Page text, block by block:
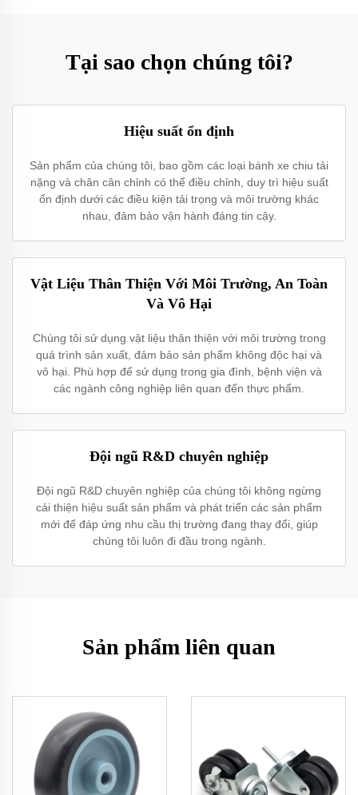
Tại sao chọn chúng tôi?
Hiệu suất ổn định
Sản phẩm của chúng tôi, bao gồm các loại bánh xe chịu tải
nặng và chân cân chỉnh có thể điều chỉnh, duy trì hiệu suất
ổn định dưới các điều kiện tải trọng và môi trường khác
nhau, đảm bảo vận hành đáng tin cậy.
Vật Liệu Thân Thiện Với Môi Trường, An Toàn
Và Vô Hại
Chúng tôi sử dụng vật liệu thân thiện với môi trường trong
quá trình sản xuất, đảm bảo sản phẩm không độc hại và
vô hại. Phù hợp để sử dụng trong gia đình, bệnh viện và
các ngành công nghiệp liên quan đến thực phẩm.
Đội ngũ R&D chuyên nghiệp
Đội ngũ R&D chuyên nghiệp của chúng tôi không ngừng
cải thiện hiệu suất sản phẩm và phát triển các sản phẩm
mới để đáp ứng nhu cầu thị trường đang thay đổi, giúp
chúng tôi luôn đi đầu trong ngành.
Sản phẩm liên quan